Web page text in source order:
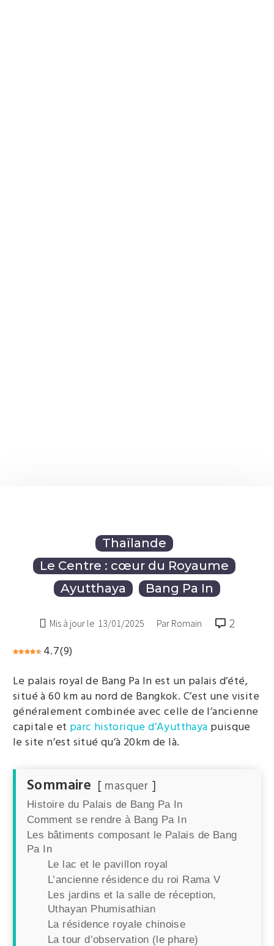
Thaïlande
Le Centre : cœur du Royaume
Ayutthaya
Bang Pa In
 Mis à jour le 13/01/2025 Par Romain
2
4.7(9)
Le palais royal de Bang Pa In est un palais d’été,
situé à 60 km au nord de Bangkok. C’est une visite
généralement combinée avec celle de l’ancienne
capitale et parc historique d’Ayutthaya puisque
le site n’est situé qu’à 20km de là.
Sommaire masquer
Histoire du Palais de Bang Pa In
Comment se rendre à Bang Pa In
Les bâtiments composant le Palais de Bang
Pa In
Le lac et le pavillon royal
L’ancienne résidence du roi Rama V
Les jardins et la salle de réception,
Uthayan Phumisathian
La résidence royale chinoise
La tour d’observation (le phare)